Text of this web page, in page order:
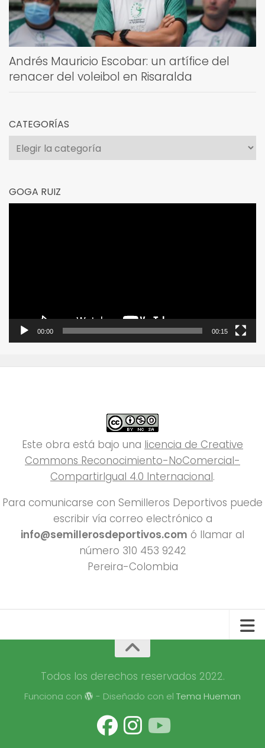
Andrés Mauricio Escobar: un artífice del
renacer del voleibol en Risaralda
CATEGORÍAS
Categorías
GOGA RUIZ
00:00 00:15
Este obra está bajo una licencia de Creative
Commons Reconocimiento-NoComercial-
CompartirIgual 4.0 Internacional.
Para comunicarse con Semilleros Deportivos puede
escribir vía correo electrónico a
info@semillerosdeportivos.com ó llamar al
número 310 453 9242
Pereira-Colombia
Todos los derechos reservados 2022.
Funciona con - Diseñado con el Tema Hueman